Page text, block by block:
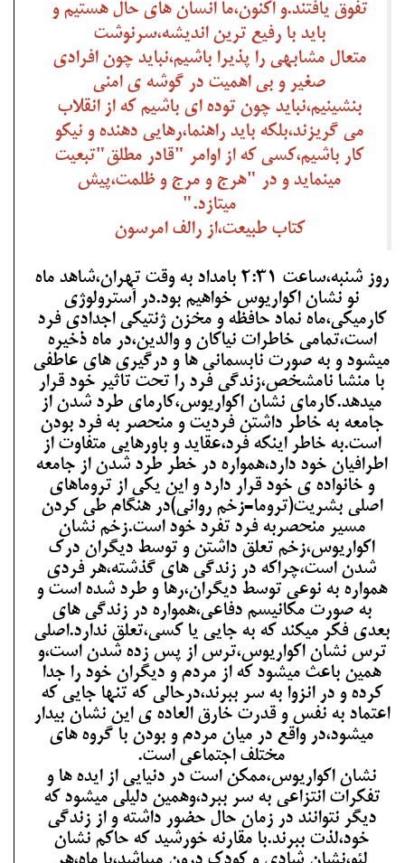
تفوق یافتند.و اکنون،ما انسان های حال هستیم و
باید با رفیع ترین اندیشه،سرنوشت
متعال مشابهی را پذیرا باشیم،نباید چون افرادی
صغیر و بی اهمیت در گوشه ی امنی
بنشینیم،نباید چون توده ای باشیم که از انقلاب
می گریزند،بلکه باید راهنما،رهایی دهنده و نیکو
کار باشیم،کسی که از اوامر "قادر مطلق"تبعیت
مینماید و در "هرج و مرج و ظلمت،پیش
میتازد."
کتاب طبیعت،از رالف امرسون
روز شنبه،ساعت 2:31 بامداد به وقت تهران،شاهد ماه
نو نشان اکواریوس خواهیم بود.در آسترولوژی
کارمیکی،ماه نماد حافظه و مخزن ژنتیکی اجدادی فرد
است،تمامی خاطرات نیاکان و والدین،در ماه ذخیره
میشود و به صورت نابسمانی ها و درگیری های عاطفی
با منشا نامشخص،زندگی فرد را تحت تاثیر خود قرار
میدهد.کارمای نشان اکواریوس،کارمای طرد شدن از
جامعه به خاطر داشتن فردیت و منحصر به فرد بودن
است.به خاطر اینکه فرد،عقاید و باورهایی متفاوت از
اطرافیان خود دارد،همواره در خطر طرد شدن از جامعه
و خانواده ی خود قرار دارد و این یکی از تروماهای
اصلی بشریت(تروما=زخم روانی)در هنگام طی کردن
مسیر منحصربه فرد تفرد خود است.زخم نشان
اکواریوس،زخم تعلق داشتن و توسط دیگران درک
شدن است،چراکه در زندگی های گذشته،هر فردی
همواره به نوعی توسط دیگران،رها و طرد شده است و
به صورت مکانیسم دفاعی،همواره در زندگی های
بعدی فکر میکند که به جایی یا کسی،تعلق ندارد.اصلی
ترس نشان اکواریوس،ترس از پس زده شدن است،و
همین باعث میشود که از مردم و دیگران خود را جدا
کرده و در انزوا به سر ببرند،درحالی که تنها جایی که
اعتماد به نفس و قدرت خارق العاده ی این نشان بیدار
میشود،در واقع در میان مردم و بودن با گروه های
مختلف اجتماعی است.
نشان اکواریوس،ممکن است در دنیایی از ایده ها و
تفکرات انتزاعی به سر ببرد،وهمین دلیلی میشود که
دیگر نتوانند در زمان حال حضور داشته و از زندگی
خود،لذت ببرند.با مقارنه خورشید که حاکم نشان